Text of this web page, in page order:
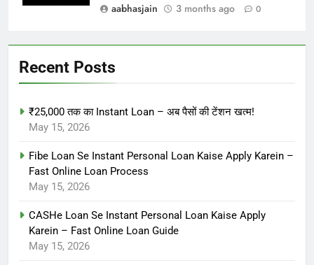
aabhasjain
3 months ago 0
Recent Posts
₹25,000 तक का Instant Loan – अब पैसों की टेंशन खत्म!
May 15, 2026
Fibe Loan Se Instant Personal Loan Kaise Apply Karein –
Fast Online Loan Process
May 15, 2026
CASHe Loan Se Instant Personal Loan Kaise Apply
Karein – Fast Online Loan Guide
May 15, 2026